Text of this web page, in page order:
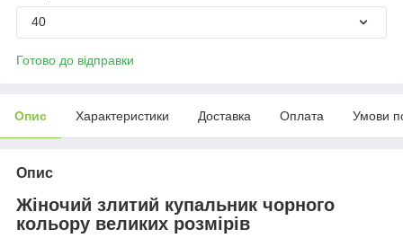
40
Готово до відправки
Опис Характеристики Доставка Оплата Умови
Опис
Жіночий злитий купальник чорного
кольору великих розмірів